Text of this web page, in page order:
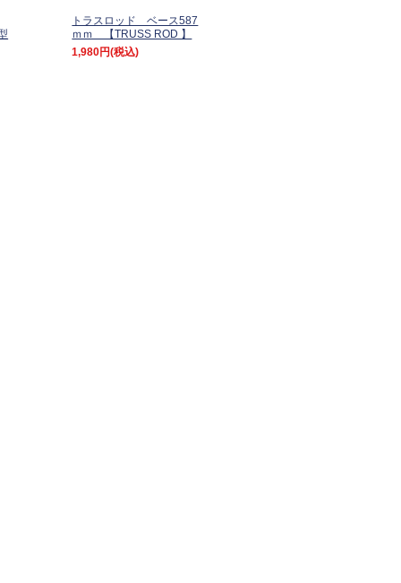
トラスロッド ベース587
ｍｍ 【TRUSS ROD 】
1,980円(税込)